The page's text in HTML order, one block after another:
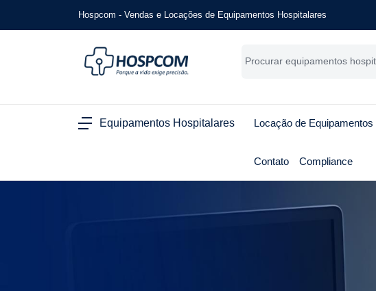
Hospcom - Vendas e Locações de Equipamentos Hospitalares
Equipamentos Hospitalares Locação de Equipamentos
Contato Compliance